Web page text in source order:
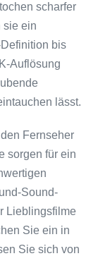
scharfer
sie ein
bis
Auflösung
lässt.
Fernseher
sorgen für ein
Sound-
Lieblingsfilme
Sie ein in
Sie sich von